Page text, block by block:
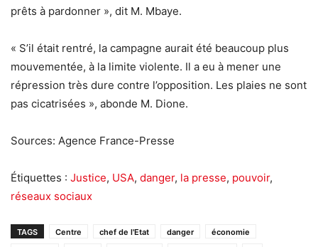
prêts à pardonner », dit M. Mbaye.
« S’il était rentré, la campagne aurait été beaucoup plus
mouvementée, à la limite violente. Il a eu à mener une
répression très dure contre l’opposition. Les plaies ne sont
pas cicatrisées », abonde M. Dione.
Sources: Agence France-Presse
Étiquettes : Justice, USA, danger, la presse, pouvoir,
réseaux sociaux
TAGS Centre chef de l'Etat danger
économie